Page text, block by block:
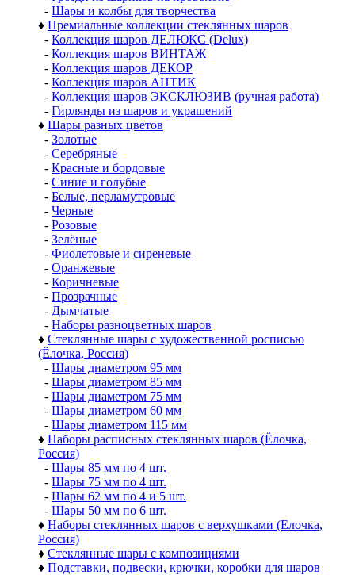
- Шары и колбы для творчества
♦ Премиальные коллекции стеклянных шаров
- Коллекция шаров ДЕЛЮКС (Delux)
- Коллекция шаров ВИНТАЖ
- Коллекция шаров ДЕКОР
- Коллекция шаров АНТИК
- Коллекция шаров ЭКСКЛЮЗИВ (ручная работа)
- Гирлянды из шаров и украшений
♦ Шары разных цветов
- Золотые
- Серебряные
- Красные и бордовые
- Синие и голубые
- Белые, перламутровые
- Черные
- Розовые
- Зелёные
- Фиолетовые и сиреневые
- Оранжевые
- Коричневые
- Прозрачные
- Дымчатые
- Наборы разноцветных шаров
♦ Стеклянные шары с художественной росписью
(Ёлочка, Россия)
- Шары диаметром 95 мм
- Шары диаметром 85 мм
- Шары диаметром 75 мм
- Шары диаметром 60 мм
- Шары диаметром 115 мм
♦ Наборы расписных стеклянных шаров (Ёлочка,
Россия)
- Шары 85 мм по 4 шт.
- Шары 75 мм по 4 шт.
- Шары 62 мм по 4 и 5 шт.
- Шары 50 мм по 6 шт.
♦ Наборы стеклянных шаров с верхушками (Елочка,
Россия)
♦ Стеклянные шары с композициями
♦ Подставки, подвески, крючки, коробки для шаров